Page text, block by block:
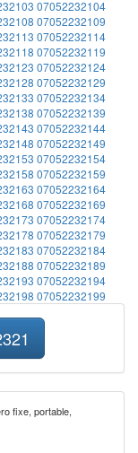
07052232104
07052232109
07052232114
07052232119
07052232124
07052232129
07052232134
07052232139
07052232144
07052232149
07052232154
07052232159
07052232164
07052232169
07052232174
07052232179
07052232184
07052232189
07052232194
07052232199
fixe, portable,